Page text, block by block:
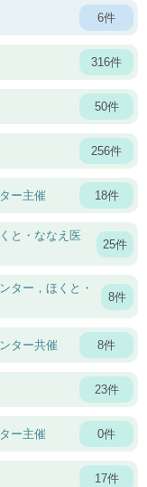
6件
316件
50件
256件
ー主催 18件
と・ななえ医
25件
ター，ほくと・
8件
ター共催 8件
23件
ー主催 0件
17件